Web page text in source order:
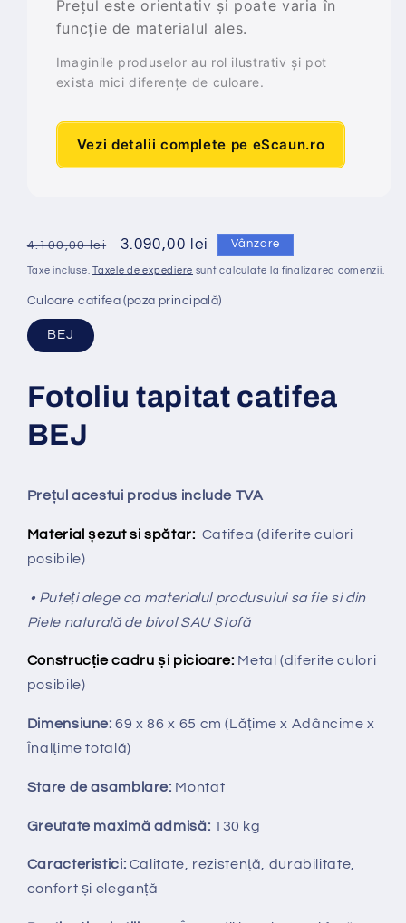
Prețul este orientativ și poate varia în
funcție de materialul ales.
Imaginile produselor au rol ilustrativ și pot
exista mici diferențe de culoare.
Vezi detalii complete pe eScaun.ro
Preț
obișnuit
4.100,00 lei
Preț
redus
3.090,00 lei Vânzare
Taxe incluse.Taxele de expediere sunt calculate la finalizarea comenzii.
Culoare catifea (poza principală)
BEJ
Fotoliu tapitat catifea
BEJ
Prețul acestui produs include TVA
Material șezut si spătar: Catifea (diferite culori
posibile)
• Puteți alege ca materialul produsului sa fie si din
Piele naturală de bivol SAU Stofă
Construcție cadru și picioare: Metal (diferite culori
posibile)
Dimensiune: 69 x 86 x 65 cm(Lățime x Adâncime x
Înalțime totală)
Stare de asamblare: Montat
Greutate maximă admisă: 130 kg
Caracteristici: Calitate, rezistență, durabilitate,
confort și eleganță